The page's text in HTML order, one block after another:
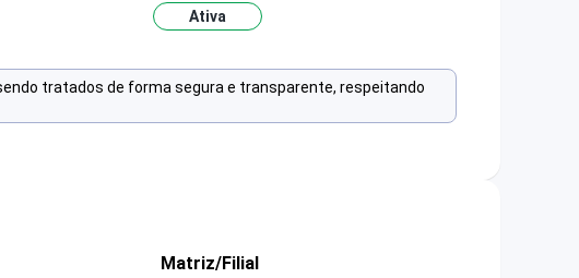
Ativa
tratados de forma segura e transparente, respeitando
Matriz/Filial